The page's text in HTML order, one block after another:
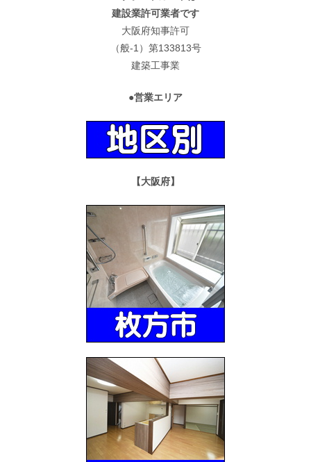
建設業許可業者です
大阪府知事許可
（般-1）第133813号
建築工事業
●営業エリア
【大阪府】